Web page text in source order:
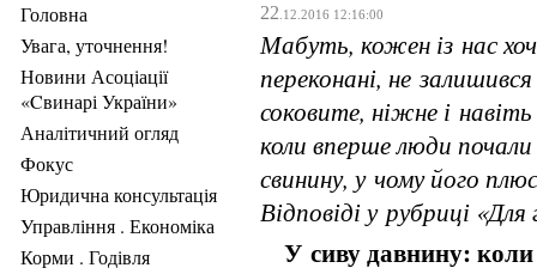
Головна
Увага, уточнення!
Новини Асоціації
«Cвинарі України»
Аналітичний огляд
Фокус
Юридична консультація
Управління . Економіка
Корми . Годівля
22 .12.2016 12:16:00
Мабуть, кожен із нас
переконані, не
соковите, ніжне і
коли вперше люди
свинину, у чому його
Відповіді у рубриці
У сиву давнину: